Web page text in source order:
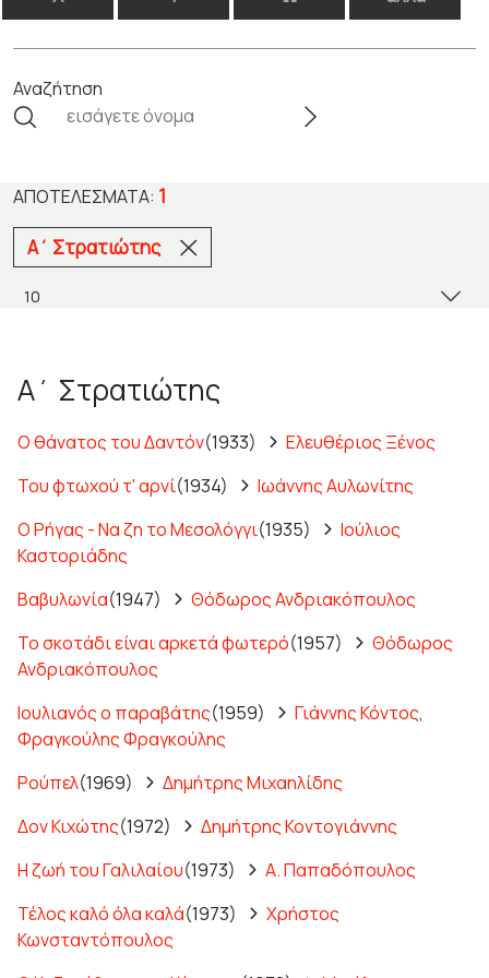
Αναζήτηση
ΑΠΟΤΕΛΈΣΜΑΤΑ: 1
Α΄ Στρατιώτης
Α΄ Στρατιώτης
Ο θάνατος του Δαντόν(1933)
Ελευθέριος Ξένος
Του φτωχού τ' αρνί(1934)
Ιωάννης Αυλωνίτης
Ο Ρήγας - Να ζη το Μεσολόγγι(1935)
Ιούλιος
Καστοριάδης
Βαβυλωνία(1947)
Θόδωρος Ανδριακόπουλος
Το σκοτάδι είναι αρκετά φωτερό(1957)
Θόδωρος
Ανδριακόπουλος
Ιουλιανός ο παραβάτης(1959) Γιάννης Κόντος,
Φραγκούλης Φραγκούλης
Ρούπελ(1969)
Δημήτρης Μιχαηλίδης
Δον Κιχώτης(1972)
Δημήτρης Κοντογιάννης
Η ζωή του Γαλιλαίου(1973)
Α. Παπαδόπουλος
Τέλος καλό όλα καλά(1973)
Χρήστος
Κωνσταντόπουλος